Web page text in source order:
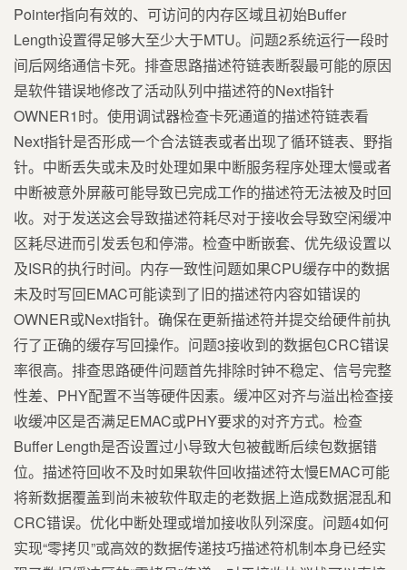
Pointer指向有效的、可访问的内存区域且初始Buffer
Length设置得足够大至少大于MTU。问题2系统运行一段时
间后网络通信卡死。排查思路描述符链表断裂最可能的原因
是软件错误地修改了活动队列中描述符的Next指针
OWNER1时。使用调试器检查卡死通道的描述符链表看
Next指针是否形成一个合法链表或者出现了循环链表、野指
针。中断丢失或未及时处理如果中断服务程序处理太慢或者
中断被意外屏蔽可能导致已完成工作的描述符无法被及时回
收。对于发送这会导致描述符耗尽对于接收会导致空闲缓冲
区耗尽进而引发丢包和停滞。检查中断嵌套、优先级设置以
及ISR的执行时间。内存一致性问题如果CPU缓存中的数据
未及时写回EMAC可能读到了旧的描述符内容如错误的
OWNER或Next指针。确保在更新描述符并提交给硬件前执
行了正确的缓存写回操作。问题3接收到的数据包CRC错误
率很高。排查思路硬件问题首先排除时钟不稳定、信号完整
性差、PHY配置不当等硬件因素。缓冲区对齐与溢出检查接
收缓冲区是否满足EMAC或PHY要求的对齐方式。检查
Buffer Length是否设置过小导致大包被截断后续包数据错
位。描述符回收不及时如果软件回收描述符太慢EMAC可能
将新数据覆盖到尚未被软件取走的老数据上造成数据混乱和
CRC错误。优化中断处理或增加接收队列深度。问题4如何
实现“零拷贝”或高效的数据传递技巧描述符机制本身已经实